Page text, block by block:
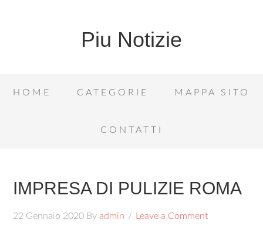
Piu Notizie
HOME CATEGORIE MAPPA SITO
CONTATTI
IMPRESA DI PULIZIE ROMA
22 Gennaio 2020 Byadmin Leave a Comment